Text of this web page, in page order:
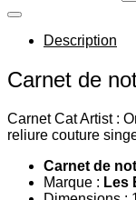
Description
Carnet de
Carnet Cat Artist :
reliure couture
Carnet de
Marque : Les